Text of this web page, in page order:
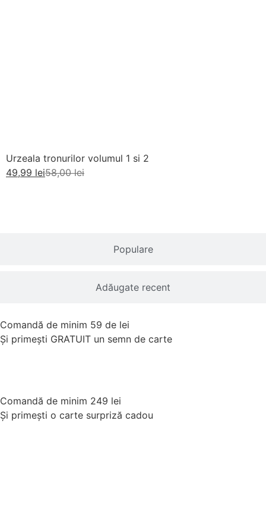
Populare
Adăugate recent
Urzeala tronurilor volumul 1 si 2
58,00lei
49,99 lei
Comandă de minim 59 de lei
Și primești GRATUIT un semn de carte
Comandă de minim 249 lei
Și primești o carte surpriză cadou